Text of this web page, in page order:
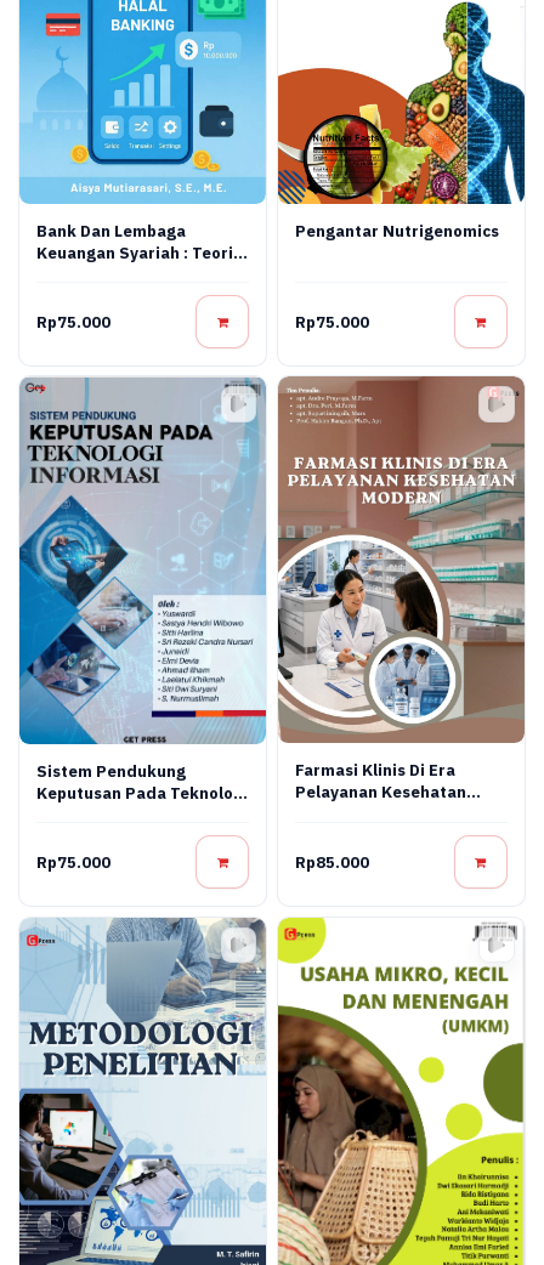
Bank Dan Lembaga
Keuangan Syariah : Teori,
Rp75.000
Pengantar Nutrigenomics
Rp75.000
Sistem Pendukung
Keputusan Pada Teknologi
Rp75.000
Farmasi Klinis Di Era
Pelayanan Kesehatan
Rp85.000